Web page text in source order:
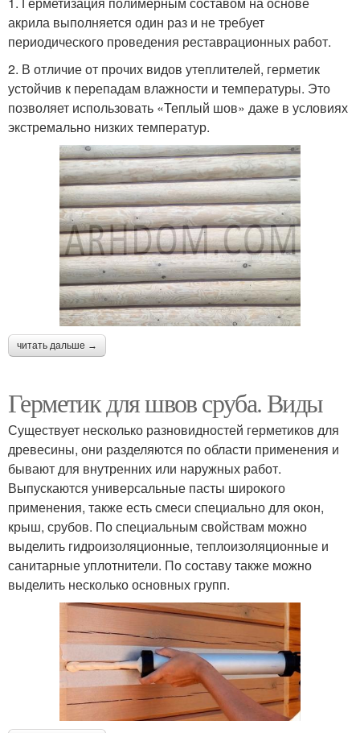
акрила выполняется один раз и не требует
периодического проведения реставрационных работ.
2. В отличие от прочих видов утеплителей, герметик
устойчив к перепадам влажности и температуры. Это
позволяет использовать «Теплый шов» даже в условиях
экстремально низких температур.
читать дальше →
Герметик для швов сруба. Виды
Существует несколько разновидностей герметиков для
древесины, они разделяются по области применения и
бывают для внутренних или наружных работ.
Выпускаются универсальные пасты широкого
применения, также есть смеси специально для окон,
крыш, срубов. По специальным свойствам можно
выделить гидроизоляционные, теплоизоляционные и
санитарные уплотнители. По составу также можно
выделить несколько основных групп.